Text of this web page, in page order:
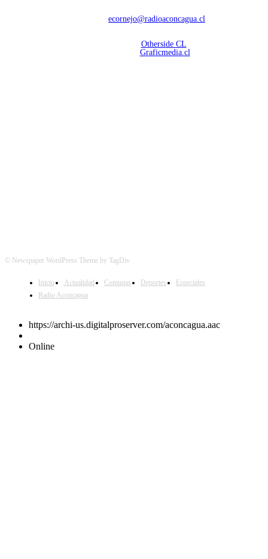
ecornejo@radioaconcagua.cl
Otherside CL
Graficmedia.cl
© Newspaper WordPress Theme by TagDiv
Inicio Actualidad Comunas Deportes
Especiales
Radio Aconcagua
https://archi-us.digitalproserver.com/aconcagua.aac
Online